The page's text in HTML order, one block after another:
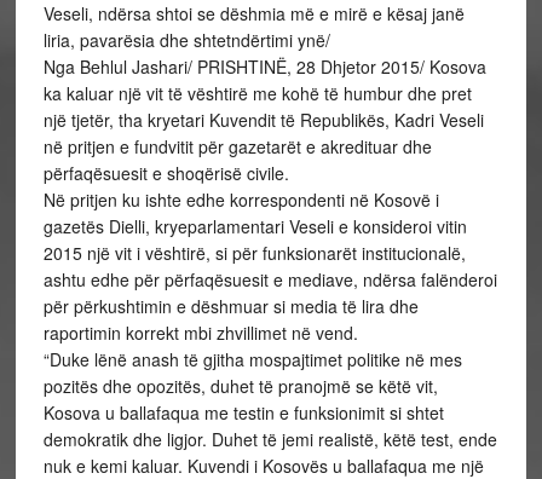
Veseli, ndërsa shtoi se dëshmia më e mirë e kësaj janë
liria, pavarësia dhe shtetndërtimi ynë/
Nga Behlul Jashari/ PRISHTINË, 28 Dhjetor 2015/ Kosova
ka kaluar një vit të vështirë me kohë të humbur dhe pret
një tjetër, tha kryetari Kuvendit të Republikës, Kadri Veseli
në pritjen e fundvitit për gazetarët e akredituar dhe
përfaqësuesit e shoqërisë civile.
Në pritjen ku ishte edhe korrespondenti në Kosovë i
gazetës Dielli, kryeparlamentari Veseli e konsideroi vitin
2015 një vit i vështirë, si për funksionarët institucionalë,
ashtu edhe për përfaqësuesit e mediave, ndërsa falënderoi
për përkushtimin e dëshmuar si media të lira dhe
raportimin korrekt mbi zhvillimet në vend.
“Duke lënë anash të gjitha mospajtimet politike në mes
pozitës dhe opozitës, duhet të pranojmë se këtë vit,
Kosova u ballafaqua me testin e funksionimit si shtet
demokratik dhe ligjor. Duhet të jemi realistë, këtë test, ende
nuk e kemi kaluar. Kuvendi i Kosovës u ballafaqua me një